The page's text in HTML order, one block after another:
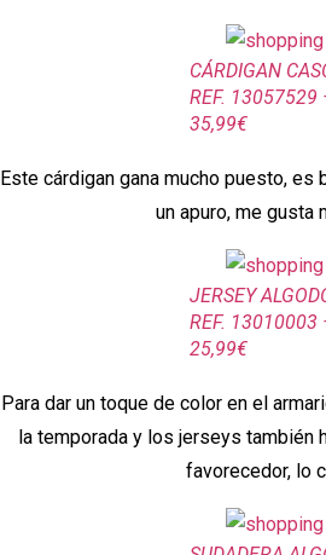
CÁRDIGAN
REF. 13057529
35,99€
Este cárdigan gana mucho puesto,
un apuro, me gusta
JERSEY
REF. 13010003
25,99€
Para dar un toque de color en el
la temporada y los jerseys también
favorecedor, lo